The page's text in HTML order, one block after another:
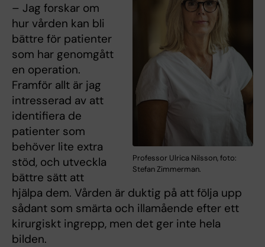
Professor Ulrica Nilsson, foto:
Stefan Zimmerman.
– Jag forskar om
hur vården kan bli
bättre för patienter
som har genomgått
en operation.
Framför allt är jag
intresserad av att
identifiera de
patienter som
behöver lite extra
stöd, och utveckla
bättre sätt att
hjälpa dem. Vården är duktig på att följa upp
sådant som smärta och illamående efter ett
kirurgiskt ingrepp, men det ger inte hela
bilden.